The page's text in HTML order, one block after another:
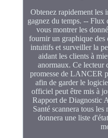
Obtenez rapidement les
gagnez du temps. --
vous montrer les
fournir un graphique des
intuitifs et surveiller la
aidant les clients à
anormaux. Ce lecteur
promesse de LANCER
afin de garder le
officiel peut être mis à
Rapport de Diagnostic
Santé scannera tous
donnera une liste